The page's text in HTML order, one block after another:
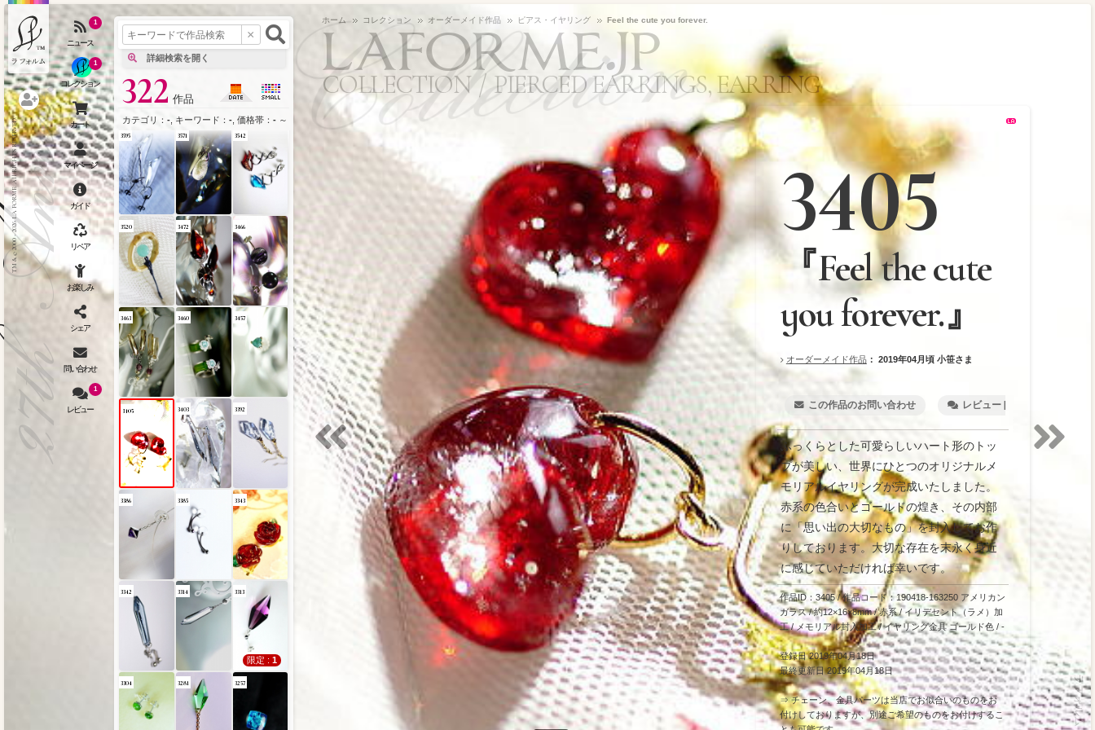
laforme.jp
作品詳細
ホーム コレクション オーダーメイド作品 ピアス・イヤリング Feel the cute you forever.
3405
『Feel the cute
you forever.』
オーダーメイド作品： 2019年04月頃 小笹さま
この作品のお問い合わせ レビュー [2]
ふっくらとした可愛らしいハート形のトッ
プが美しい、世界にひとつのオリジナルメ
モリアルイヤリングが完成いたしました。
赤系の色合いとゴールドの煌き、その内部
に「思い出の大切なもの」を封入してお作
りしております。大切な存在を末永く身近
に感じていただければ幸いです。
作品ID：3405 / 作品コード：190418-163250 アメリカン
ガラス/ 約12×16×8mm / 赤系 / イリデセント（ラメ）加
工 / メモリアル封入加工 / イヤリング金具 ゴールド色 / -
登録日 2019年04月18日
最終更新日 2019年04月18日
⇒ チェーン、金具パーツは当店でお似合いのものをお
付けしておりますが、別途ご希望のものをお付けするこ
ピアス・イヤリングの作品一覧
COLLECTION PIERCED EARRINGS, EARRING
322 作品
カテゴリ： - , キーワード： - , 価格帯： - ～ という条件で、 最近更新された作品順（新しい方から） で検索しました。
3641 3635 3606
3595 3571 3542
3520 3472 3466
3463 3460 3457
3405 3403 3392
3386 3385 3343
3342 3314 3313
限定 :1
3304 3281 3257
クリックポイント
カテゴリ
1
1
1
作品検索(item用)
TM & © 2000 - 2026 LA FORME. All RIGHTS RESERVED.